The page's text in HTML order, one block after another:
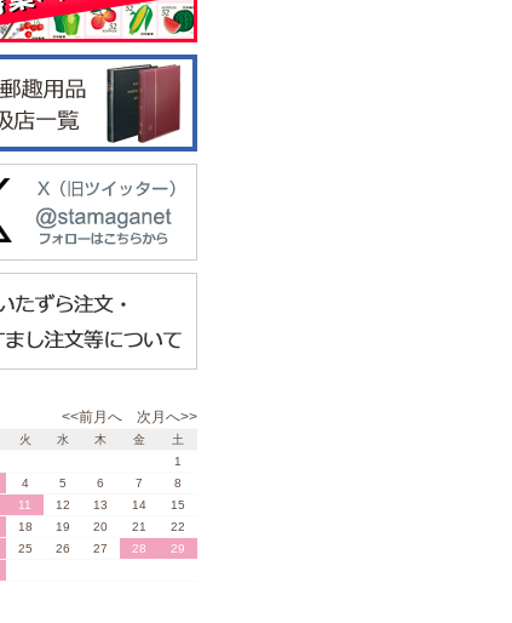
<<前月へ 次月へ>>
火 水 木 金
土
1
4 5 6 7
8
11 12 13 14
15
18 19 20 21
22
25 26 27 28
29